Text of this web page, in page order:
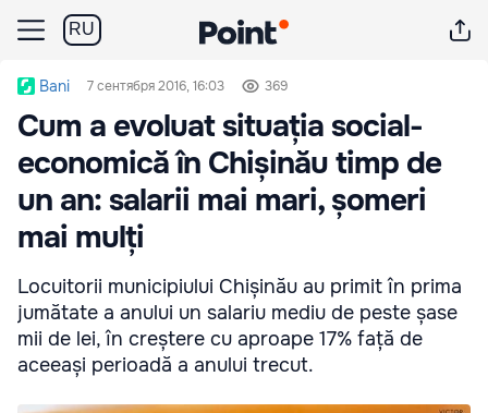
RU
Bani 7 сентября 2016, 16:03 369
Cum a evoluat situația social-
economică în Chișinău timp de
un an: salarii mai mari, șomeri
mai mulți
Locuitorii municipiului Chișinău au primit în prima
jumătate a anului un salariu mediu de peste șase
mii de lei, în creștere cu aproape 17% față de
aceeași perioadă a anului trecut.